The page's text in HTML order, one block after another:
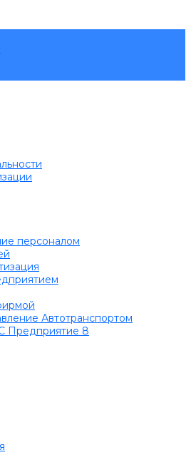
персоналом
Автотранспортом
Предприятие 8